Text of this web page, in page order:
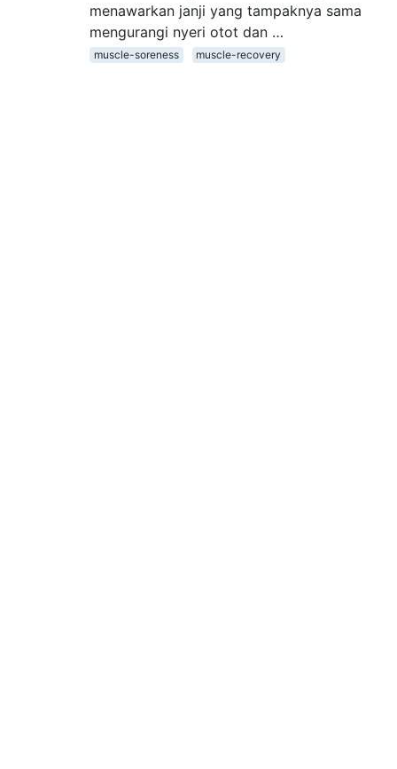
menawarkan janji yang tampaknya sama
mengurangi nyeri otot dan …
muscle-soreness muscle-recovery